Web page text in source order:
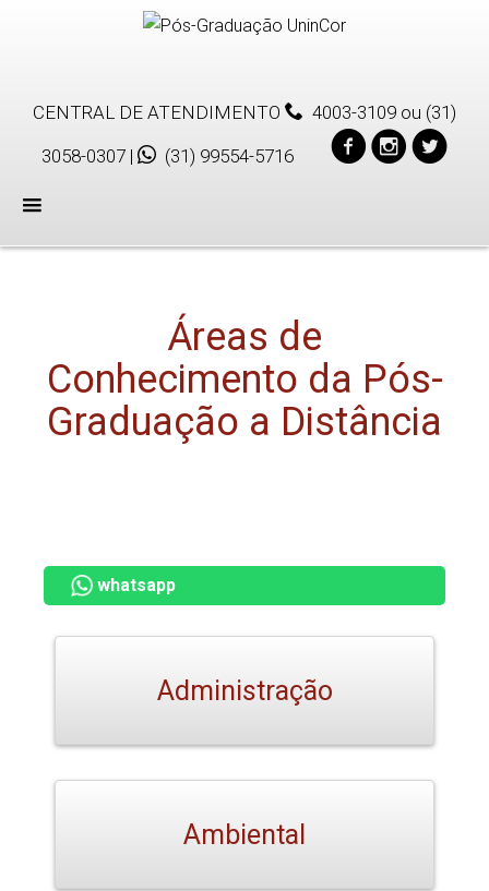
CENTRAL DE ATENDIMENTO 4003-3109 ou (31)
3058-0307 | (31) 99554-5716
Menu
Áreas de
Conhecimento da Pós-
Graduação a Distância
whatsapp
Administração
Ambiental